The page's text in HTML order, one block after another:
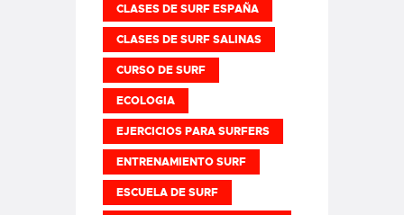
CLASES DE SURF ESPAÑA
CLASES DE SURF SALINAS
CURSO DE SURF
ECOLOGIA
EJERCICIOS PARA SURFERS
ENTRENAMIENTO SURF
ESCUELA DE SURF